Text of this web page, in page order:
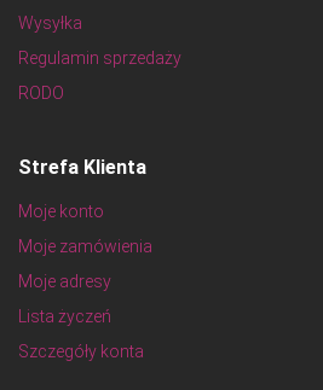
Wysyłka
Regulamin sprzedaży
RODO
Strefa Klienta
Moje konto
Moje zamówienia
Moje adresy
Lista życzeń
Szczegóły konta